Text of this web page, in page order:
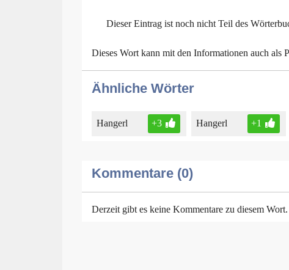
Dieser Eintrag ist noch nicht Teil des
Dieses Wort kann mit den Informationen auch als
Ähnliche Wörter
Hangerl +3 Hangerl +1
Kommentare (0)
Derzeit gibt es keine Kommentare zu diesem Wort.